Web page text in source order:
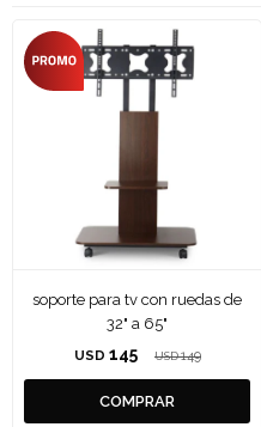
soporte para tv con ruedas de
32" a 65"
USD 145 USD 149